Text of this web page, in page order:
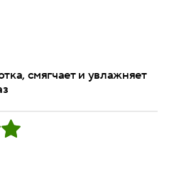
смягчает и увлажняет